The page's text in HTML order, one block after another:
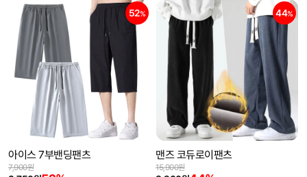
52%
아이스 7부밴딩팬츠
7,900원
44%
맨즈 코듀로이팬츠
15,900원